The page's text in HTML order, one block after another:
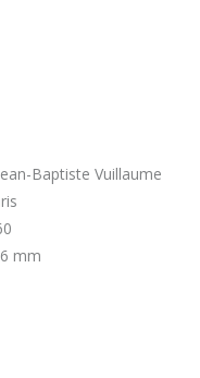
Baptiste Vuillaume
mm